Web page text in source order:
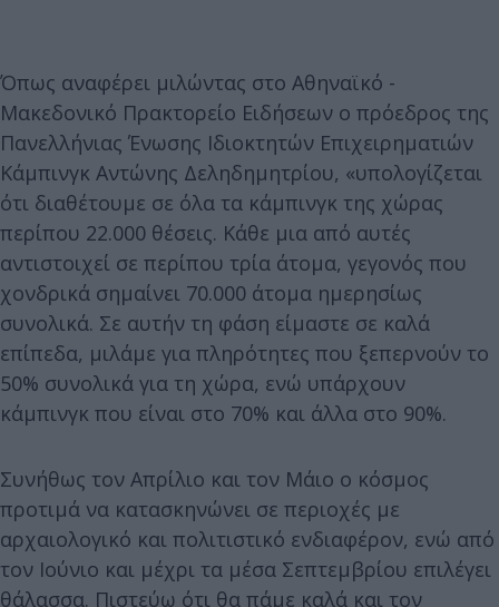
Όπως αναφέρει μιλώντας στο Αθηναϊκό -
Μακεδονικό Πρακτορείο Ειδήσεων ο πρόεδρος της
Πανελλήνιας Ένωσης Ιδιοκτητών Επιχειρηματιών
Κάμπινγκ Αντώνης Δεληδημητρίου, «υπολογίζεται
ότι διαθέτουμε σε όλα τα κάμπινγκ της χώρας
περίπου 22.000 θέσεις. Κάθε μια από αυτές
αντιστοιχεί σε περίπου τρία άτομα, γεγονός που
χονδρικά σημαίνει 70.000 άτομα ημερησίως
συνολικά. Σε αυτήν τη φάση είμαστε σε καλά
επίπεδα, μιλάμε για πληρότητες που ξεπερνούν το
50% συνολικά για τη χώρα, ενώ υπάρχουν
κάμπινγκ που είναι στο 70% και άλλα στο 90%.
Συνήθως τον Απρίλιο και τον Μάιο ο κόσμος
προτιμά να κατασκηνώνει σε περιοχές με
αρχαιολογικό και πολιτιστικό ενδιαφέρον, ενώ από
τον Ιούνιο και μέχρι τα μέσα Σεπτεμβρίου επιλέγει
θάλασσα. Πιστεύω ότι θα πάμε καλά και τον